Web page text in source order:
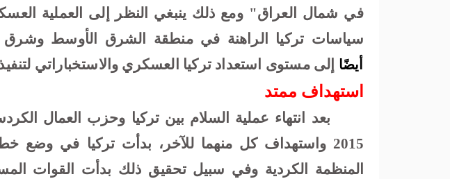
في شمال العراق" ومع ذلك ينبغي النظر إلى العملية
سياسات تركيا الراهنة في منطقة الشرق الأوسط
أيضًا إلى مستوى استعداد تركيا العسكري والاستخباراتي
استهداف ممتد
بعد انتهاء عملية السلام بين تركيا وحزب العمال
2015 واستهداف كل منهما للآخر، بدأت تركيا في وضع
المنظمة الكردية وفي سبيل تحقيق ذلك بدأت القوات